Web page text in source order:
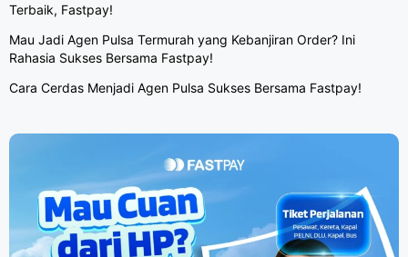
Terbaik, Fastpay!
Mau Jadi Agen Pulsa Termurah yang Kebanjiran Order? Ini
Rahasia Sukses Bersama Fastpay!
Cara Cerdas Menjadi Agen Pulsa Sukses Bersama Fastpay!